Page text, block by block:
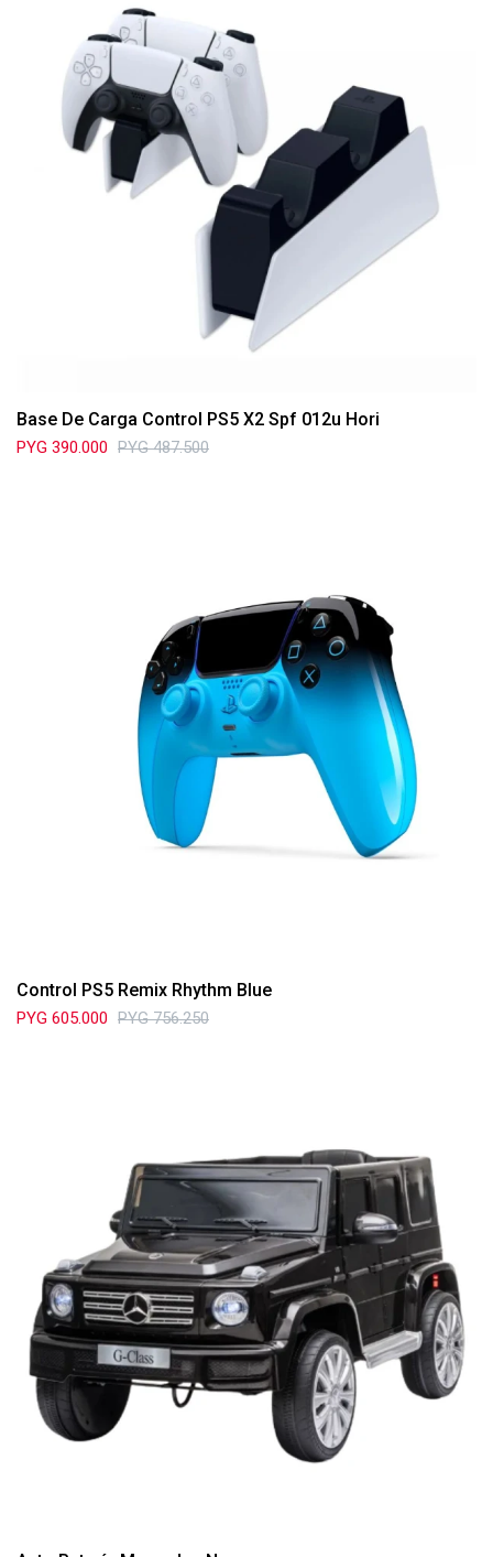
Base De Carga Control PS5 X2 Spf 012u Hori
PYG 390.000 PYG 487.500
Control PS5 Remix Rhythm Blue
PYG 605.000 PYG 756.250